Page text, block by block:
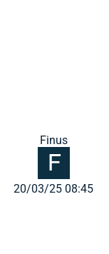
Finus
20/03/25 08:45